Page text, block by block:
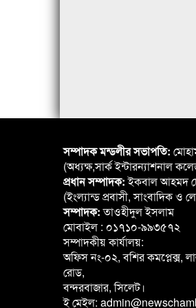
সম্পাদক মন্ডলীর সভাপতি:
(অধ্যক্ষ,সার্ক ইন্টারন্যাশনাল
প্রধান সম্পাদক:ইকবাল আহমদ
(ইংল্যান্ড প্রবাসী, সাংবাদিক ও
সম্পাদক:তাওহীদুল ইসলাম
মোবাইল : ০১৭১০-৯৯৩৫৭২
সম্পাদকীয় কার্যালয়:
অফিস নং-০২, বশির কমপ্লেক্স,
রোড,
বন্দরবাজার, সিলেট।
ই মেইল: